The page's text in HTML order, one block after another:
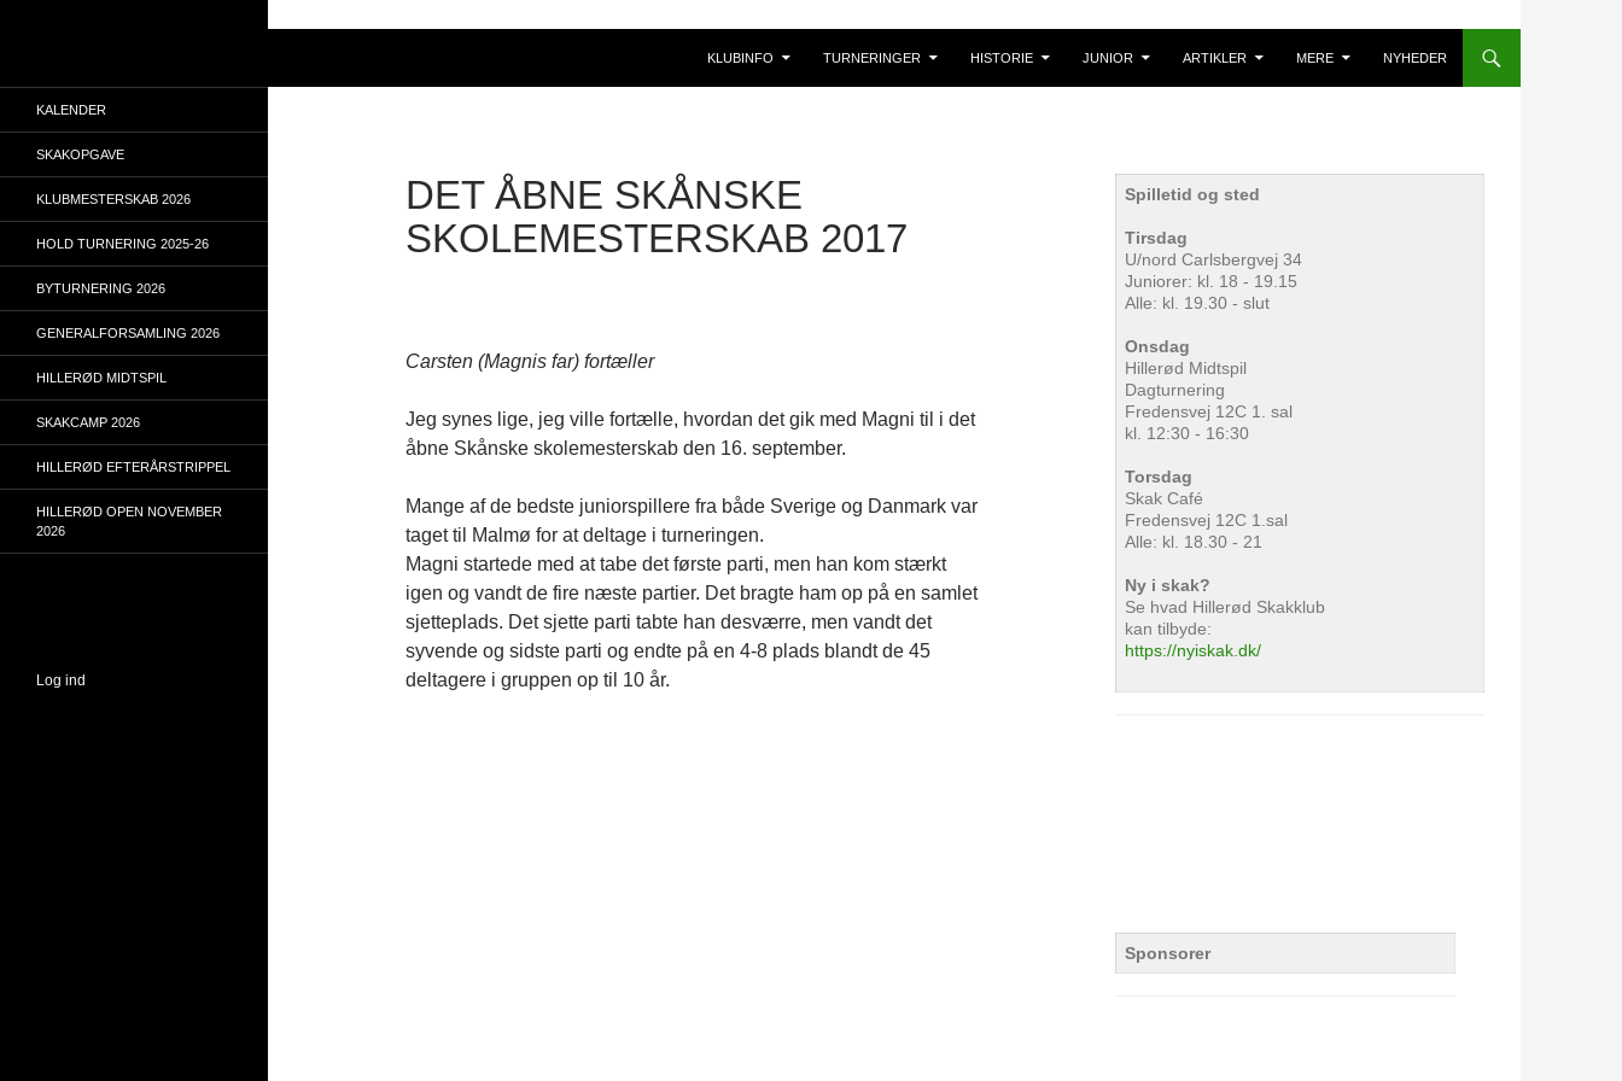
KLUBINFO TURNERINGER HISTORIE JUNIOR ARTIKLER MERE NYHEDER
DET ÅBNE SKÅNSKE
SKOLEMESTERSKAB 2017
Carsten (Magnis far) fortæller
Jeg synes lige, jeg ville fortælle, hvordan det gik med Magni til i det
åbne Skånske skolemesterskab den 16. september.
Mange af de bedste juniorspillere fra både Sverige og Danmark var
taget til Malmø for at deltage i turneringen.
Magni startede med at tabe det første parti, men han kom stærkt
igen og vandt de fire næste partier. Det bragte ham op på en samlet
sjetteplads. Det sjette parti tabte han desværre, men vandt det
syvende og sidste parti og endte på en 4-8 plads blandt de 45
deltagere i gruppen op til 10 år.
Spilletid og sted
Tirsdag
U/nord Carlsbergvej 34
Juniorer: kl. 18 - 19.15
Alle: kl. 19.30 - slut
Onsdag
Hillerød Midtspil
Dagturnering
Fredensvej 12C 1. sal
kl. 12:30 - 16:30
Torsdag
Skak Café
Fredensvej 12C 1.sal
Alle: kl. 18.30 - 21
Ny i skak?
Se hvad Hillerød Skakklub
kan tilbyde:
https://nyiskak.dk/
Sponsorer
KALENDER
SKAKOPGAVE
KLUBMESTERSKAB 2026
HOLD TURNERING 2025-26
BYTURNERING 2026
GENERALFORSAMLING 2026
HILLERØD MIDTSPIL
SKAKCAMP 2026
HILLERØD EFTERÅRSTRIPPEL
HILLERØD OPEN NOVEMBER
2026
Log ind